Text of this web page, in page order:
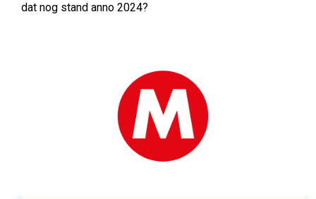
dat nog stand anno 2024?